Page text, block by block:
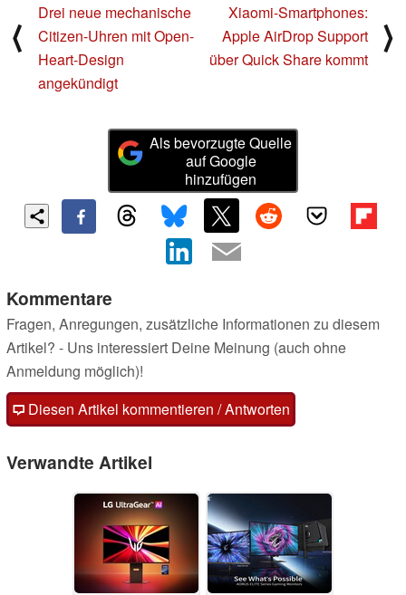
⟨
Drei neue mechanische
Citizen-Uhren mit Open-
Heart-Design
angekündigt
Xiaomi-Smartphones:
Apple AirDrop Support
über Quick Share kommt
⟩
Als bevorzugte Quelle
auf Google
hinzufügen
Kommentare
Fragen, Anregungen, zusätzliche Informationen zu diesem
Artikel? - Uns interessiert Deine Meinung (auch ohne
Anmeldung möglich)!
Diesen Artikel kommentieren / Antworten
Verwandte Artikel